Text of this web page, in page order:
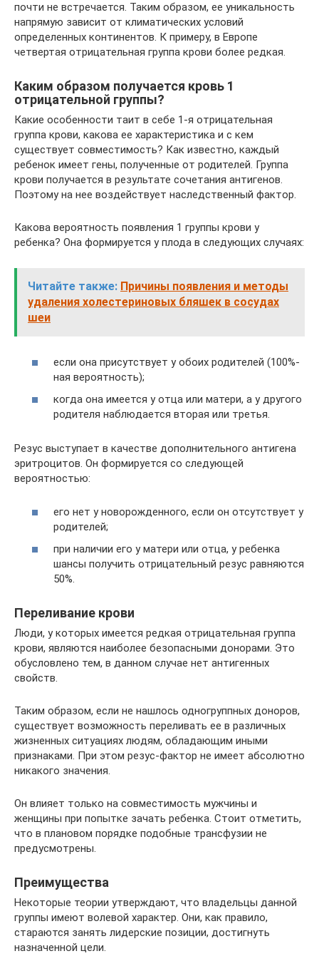
почти не встречается. Таким образом, ее уникальность
напрямую зависит от климатических условий
определенных континентов. К примеру, в Европе
четвертая отрицательная группа крови более редкая.
Каким образом получается кровь 1
отрицательной группы?
Какие особенности таит в себе 1-я отрицательная
группа крови, какова ее характеристика и с кем
существует совместимость? Как известно, каждый
ребенок имеет гены, полученные от родителей. Группа
крови получается в результате сочетания антигенов.
Поэтому на нее воздействует наследственный фактор.
Какова вероятность появления 1 группы крови у
ребенка? Она формируется у плода в следующих случаях:
Читайте также: Причины появления и методы
удаления холестериновых бляшек в сосудах
шеи
если она присутствует у обоих родителей (100%-
ная вероятность);
когда она имеется у отца или матери, а у другого
родителя наблюдается вторая или третья.
Резус выступает в качестве дополнительного антигена
эритроцитов. Он формируется со следующей
вероятностью:
его нет у новорожденного, если он отсутствует у
родителей;
при наличии его у матери или отца, у ребенка
шансы получить отрицательный резус равняются
50%.
Переливание крови
Люди, у которых имеется редкая отрицательная группа
крови, являются наиболее безопасными донорами. Это
обусловлено тем, в данном случае нет антигенных
свойств.
Таким образом, если не нашлось одногруппных доноров,
существует возможность переливать ее в различных
жизненных ситуациях людям, обладающим иными
признаками. При этом резус-фактор не имеет абсолютно
никакого значения.
Он влияет только на совместимость мужчины и
женщины при попытке зачать ребенка. Стоит отметить,
что в плановом порядке подобные трансфузии не
предусмотрены.
Преимущества
Некоторые теории утверждают, что владельцы данной
группы имеют волевой характер. Они, как правило,
стараются занять лидерские позиции, достигнуть
назначенной цели.